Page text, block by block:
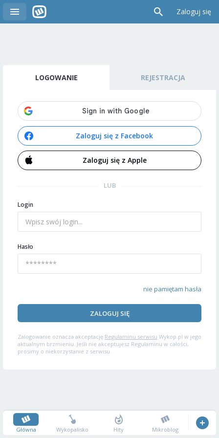
Zaloguj się
LOGOWANIE REJESTRACJA
Zaloguj się z Facebook
Zaloguj się z Apple
LUB
Login
Hasło
nie pamiętam hasła
ZALOGUJ SIĘ
Zalogowanie oznacza akceptację Regulaminu serwisu Wykop.pl w jego
aktualnym brzmieniu. Jeśli nie akceptujesz Regulaminu w całości,
prosimy o niekorzystanie z serwisu.
Główna Wykopalisko Hity Mikroblog